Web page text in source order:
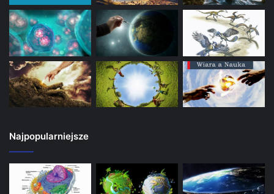
Najpopularniejsze